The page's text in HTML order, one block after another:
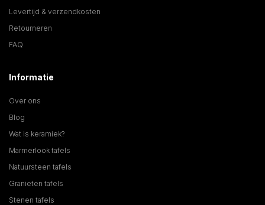
Levertijd & verzendkosten
Retourneren
FAQ
Informatie
Over ons
Blog
Wat is keramiek?
Marmerlook tafels
Natuursteen tafels
Granieten tafels
Stenen tafels